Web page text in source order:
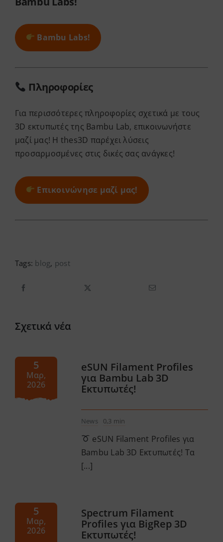
Bambu Labs!
Πληροφορίες
Για περισσότερες πληροφορίες σχετικά με τους
3D εκτυπωτές της Bambu Lab, επικοινωνήστε
μαζί μας! Η thes3D παρέχει λύσεις
προσαρμοσμένες στις δικές σας ανάγκες!
Επικοινώνησε μαζί μας!
Tags: blog, post
Σχετικά νέα
5
Μαρ,
2026
eSUN Filament Profiles
για Bambu Lab 3D
Εκτυπωτές!
News 0,3 min
eSUN Filament Profiles για
Bambu Lab 3D Εκτυπωτές! Τα
[...]
5
Μαρ,
2026
Spectrum Filament
Profiles για BigRep 3D
Εκτυπωτές!